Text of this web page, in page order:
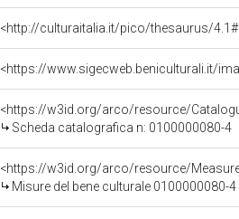
<http://culturaitalia.it/pico/thesaurus/
<https://www.sigecweb.beniculturali.it/
<https://w3id.org/arco/resource/
Scheda catalografica n: 0100000080-4
<https://w3id.org/arco/resource/
Misure del bene culturale 0100000080-4